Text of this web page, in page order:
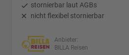
stornierbar laut AGBs
nicht flexibel stornierbar
Anbieter:
BILLA Reisen